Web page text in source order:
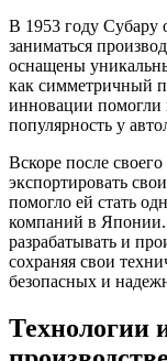
В 1953 году Субару
заниматься
оснащены
как симметричный
инновации помогли
популярность у
Вскоре после
экспортировать
помогло ей стать
компаний в Японии.
разрабатывать и
сохраняя свои
безопасных и
Технологии